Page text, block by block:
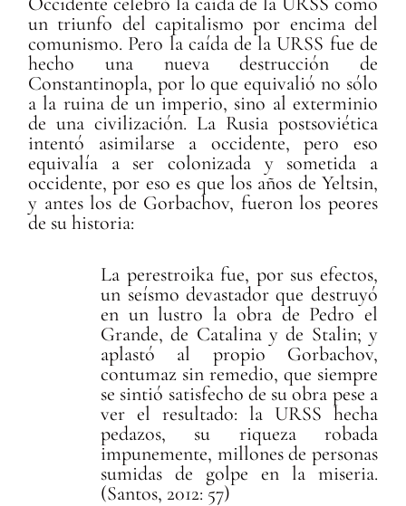
un triunfo del capitalismo por encima del
comunismo. Pero la caída de la URSS fue de
hecho una nueva destrucción de
Constantinopla, por lo que equivalió no sólo
a la ruina de un imperio, sino al exterminio
de una civilización. La Rusia postsoviética
intentó asimilarse a occidente, pero eso
equivalía a ser colonizada y sometida a
occidente, por eso es que los años de Yeltsin,
y antes los de Gorbachov, fueron los peores
de su historia:
La perestroika fue, por sus efectos,
un seísmo devastador que destruyó
en un lustro la obra de Pedro el
Grande, de Catalina y de Stalin; y
aplastó al propio Gorbachov,
contumaz sin remedio, que siempre
se sintió satisfecho de su obra pese a
ver el resultado: la URSS hecha
pedazos, su riqueza robada
impunemente, millones de personas
sumidas de golpe en la miseria.
(Santos, 2012: 57)